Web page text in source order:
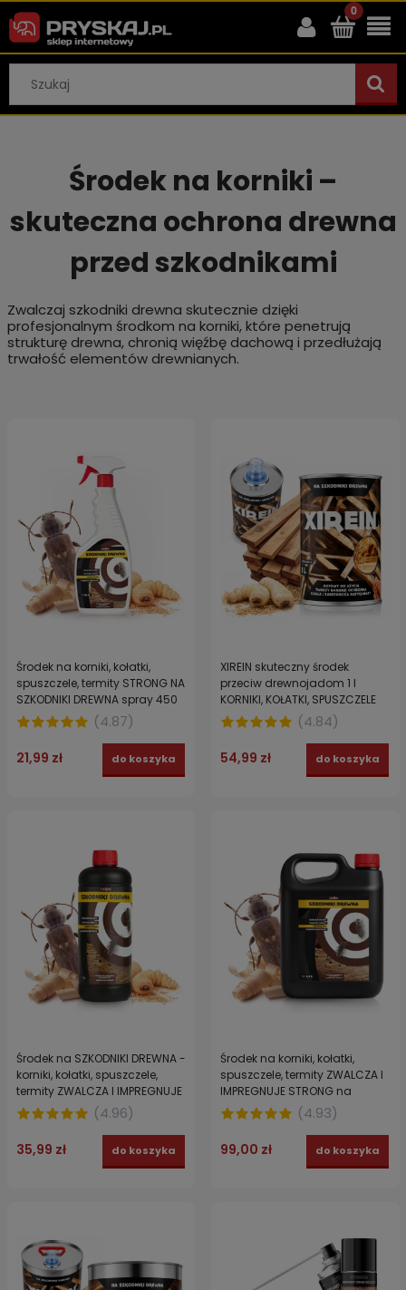
Środek na korniki –
skuteczna ochrona drewna
przed szkodnikami
Zwalczaj szkodniki drewna skutecznie dzięki
profesjonalnym środkom na korniki, które penetrują
strukturę drewna, chronią więźbę dachową i przedłużają
trwałość elementów drewnianych.
Środek na korniki, kołatki,
spuszczele, termity STRONG NA
SZKODNIKI DREWNA spray 450
ml
(4.87)
21,99 zł do koszyka
XIREIN skuteczny środek
przeciw drewnojadom 1 l
KORNIKI, KOŁATKI, SPUSZCZELE
(4.84)
54,99 zł do koszyka
Środek na SZKODNIKI DREWNA -
korniki, kołatki, spuszczele,
termity ZWALCZA I IMPREGNUJE
STRONG1 L
(4.96)
35,99 zł do koszyka
Środek na korniki, kołatki,
spuszczele, termity ZWALCZA I
IMPREGNUJE STRONG na
SZKODNIKI DREWNA 4,5 L
(4.93)
99,00 zł do koszyka